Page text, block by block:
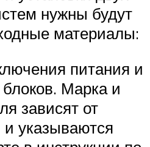
нужны будут
материалы:
питания и
Марка и
зависят от
и указываются